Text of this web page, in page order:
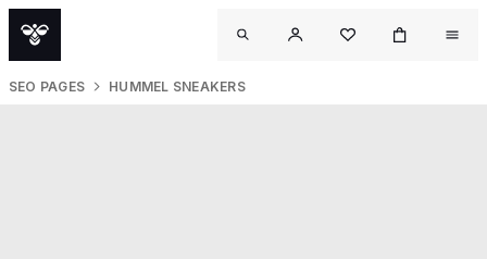
SEO PAGES HUMMEL SNEAKERS